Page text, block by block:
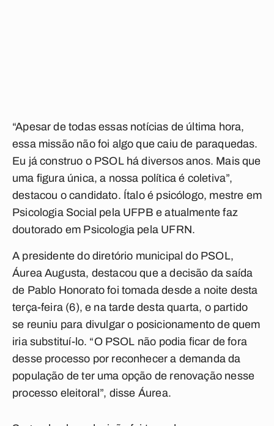
“Apesar de todas essas notícias de última hora,
essa missão não foi algo que caiu de paraquedas.
Eu já construo o PSOL há diversos anos. Mais que
uma figura única, a nossa política é coletiva”,
destacou o candidato. Ítalo é psicólogo, mestre em
Psicologia Social pela UFPB e atualmente faz
doutorado em Psicologia pela UFRN.
A presidente do diretório municipal do PSOL,
Áurea Augusta, destacou que a decisão da saída
de Pablo Honorato foi tomada desde a noite desta
terça-feira (6), e na tarde desta quarta, o partido
se reuniu para divulgar o posicionamento de quem
iria substituí-lo. “O PSOL não podia ficar de fora
desse processo por reconhecer a demanda da
população de ter uma opção de renovação nesse
processo eleitoral”, disse Áurea.